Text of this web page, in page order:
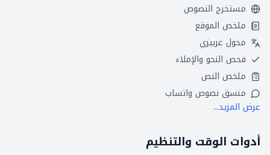
مستخرج النصوص
ملخص الموقع
محول عربيزي
فحص النحو والإملاء
ملخص النص
منسق نصوص واتساب
عرض المزيد...
أدوات الوقت والتنظيم